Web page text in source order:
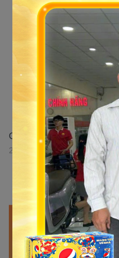
Giới thiệu xe số 50cc Sirius
29/05/2023 16:52:51